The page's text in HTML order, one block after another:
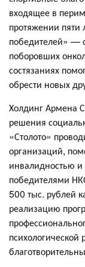
входящее в
протяжении пяти
победителей» —
поборовших
состязаниях
обрести новых
Холдинг Армена
решения
«Столото»
организаций,
инвалидностью
победителями
500 тыс. рублей
реализацию